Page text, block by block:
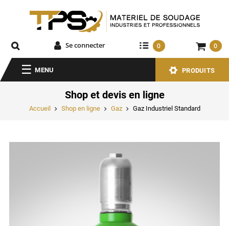
Se connecter 0 0
MENU PRODUITS
Shop et devis en ligne
Accueil Shop en ligne Gaz Gaz Industriel Standard